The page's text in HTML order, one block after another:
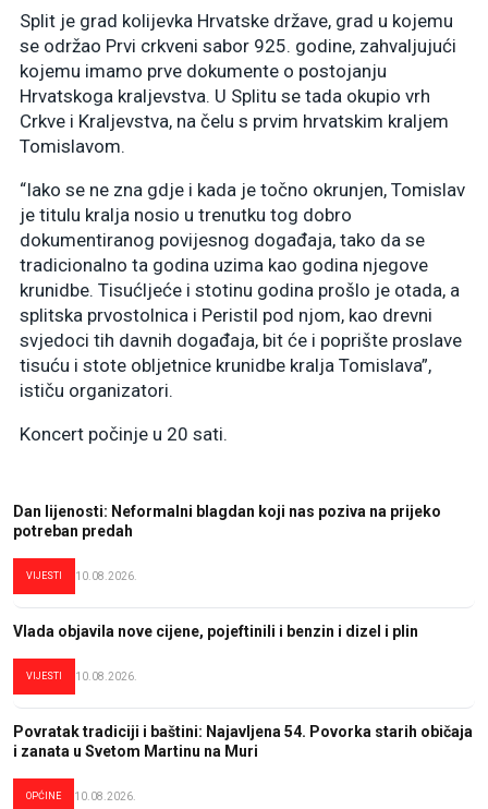
Split je grad kolijevka Hrvatske države, grad u kojemu
se održao Prvi crkveni sabor 925. godine, zahvaljujući
kojemu imamo prve dokumente o postojanju
Hrvatskoga kraljevstva. U Splitu se tada okupio vrh
Crkve i Kraljevstva, na čelu s prvim hrvatskim kraljem
Tomislavom.
“Iako se ne zna gdje i kada je točno okrunjen, Tomislav
je titulu kralja nosio u trenutku ​tog dobro
dokumentiranog povijesnog događaja, tako da se
tradicionalno ta godina uzima kao godina njegove
krunidbe. Tisućljeće i stotinu godina prošlo je otada, a
splitska prvostolnica i Peristil pod njom, kao drevni
svjedoci tih davnih događaja, bit će i poprište proslave
tisuću i stote obljetnice krunidbe kralja Tomislava”,
ističu organizatori.
Koncert ​počinje u 20 sati.
Dan lijenosti: Neformalni blagdan koji nas poziva na prijeko
potreban predah
VIJESTI 10.08.2026.
Vlada objavila nove cijene, pojeftinili i benzin i dizel i plin
VIJESTI 10.08.2026.
Povratak tradiciji i baštini: Najavljena 54. Povorka starih običaja
i zanata u Svetom Martinu na Muri
OPĆINE 10.08.2026.